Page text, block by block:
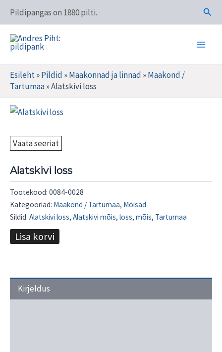
content
Pildipangas on 1880 pilti. Otsi
Andres Piht: pildipank
Esileht»Pildid »Maakonnad ja linnad »Maakond /
Tartumaa»Alatskivi loss
Vaata seeriat
Alatskivi loss
Tootekood: 0084-0028
Kategooriad: Maakond / Tartumaa, Mõisad
Sildid: Alatskivi loss, Alatskivi mõis, loss, mõis, Tartumaa
Lisa korvi
Kirjeldus